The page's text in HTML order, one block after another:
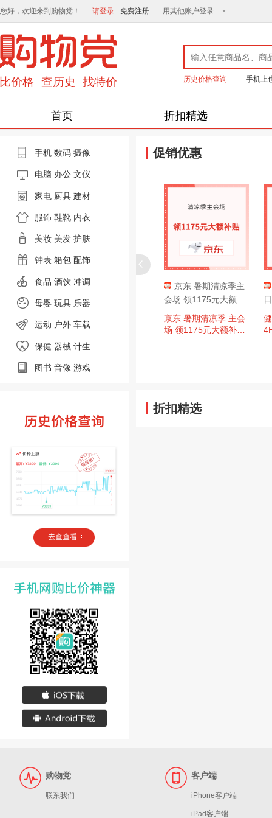
您好，欢迎来到购物党！ 请登录 免费注册 用其他账户登录
历史价格查询 手机上
首页 折扣精选
手机 数码 摄像
电脑 办公 文仪
家电 厨具 建材
服饰 鞋靴 内衣
美妆 美发 护肤
钟表 箱包 配饰
食品 酒饮 冲调
母婴 玩具 乐器
运动 户外 车载
保健 器械 计生
图书 音像 游戏
促销优惠
京东 暑期清凉季主
会场 领1175元大额补
贴 含1115元PLUS超
级补贴
京东 暑期清凉季 主会
场 领1175元大额补贴
折扣精选
购物党
联系我们
客户端
iPhone客户端
iPad客户端